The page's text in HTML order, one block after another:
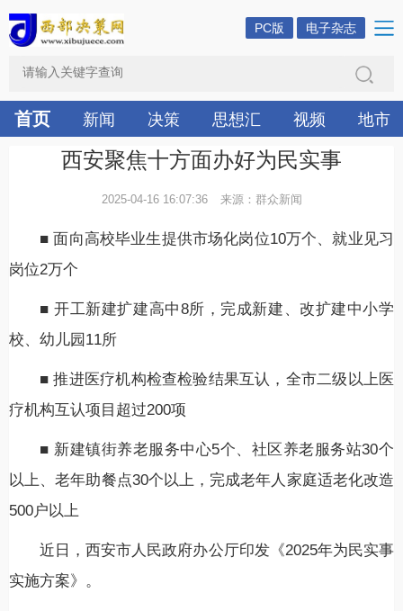
PC版 电子杂志
首页 新闻 决策 思想汇 视频 地市
西安聚焦十方面办好为民实事
2025-04-16 16:07:36 来源：群众新闻
■ 面向高校毕业生提供市场化岗位10万个、就业见习
岗位2万个
■ 开工新建扩建高中8所，完成新建、改扩建中小学
校、幼儿园11所
■ 推进医疗机构检查检验结果互认，全市二级以上医
疗机构互认项目超过200项
■ 新建镇街养老服务中心5个、社区养老服务站30个
以上、老年助餐点30个以上，完成老年人家庭适老化改造
500户以上
近日，西安市人民政府办公厅印发《2025年为民实事
实施方案》。